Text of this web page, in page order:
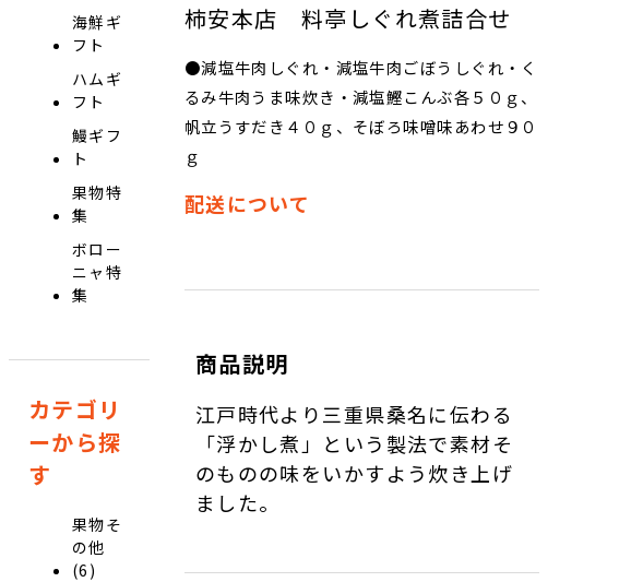
海鮮ギ
フト
ハムギ
フト
鰻ギフ
ト
果物特
集
ボロー
ニャ特
集
カテゴリ
ーから探
す
果物そ
の他
(6)
柿安本店 料亭しぐれ煮詰合せ
●減塩牛肉しぐれ・減塩牛肉ごぼうしぐれ・く
るみ牛肉うま味炊き・減塩鰹こんぶ各５０ｇ、
帆立うすだき４０ｇ、そぼろ味噌味あわせ９０
ｇ
配送について
商品説明
江戸時代より三重県桑名に伝わる
「浮かし煮」という製法で素材そ
のものの味をいかすよう炊き上げ
ました。